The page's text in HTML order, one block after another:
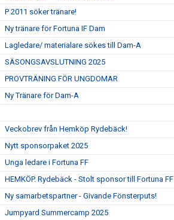
P 2011 söker tränare!
Ny tränare för Fortuna IF Dam
Lagledare/ materialare sökes till Dam-A
SÄSONGSAVSLUTNING 2025
PROVTRÄNING FÖR UNGDOMAR
Ny Tränare för Dam-A
Veckobrev från Hemköp Rydebäck!
Nytt sponsorpaket 2025
Unga ledare i Fortuna FF
HEMKÖP. Rydebäck - Stolt sponsor till Fortuna FF
Ny samarbetspartner - Givande Fönsterputs!
Jumpyard Summercamp 2025